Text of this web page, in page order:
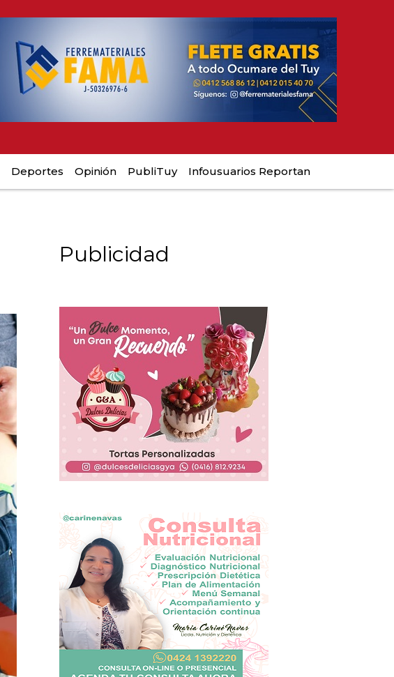
Deportes Opinión PubliTuy Infousuarios Reportan
Publicidad